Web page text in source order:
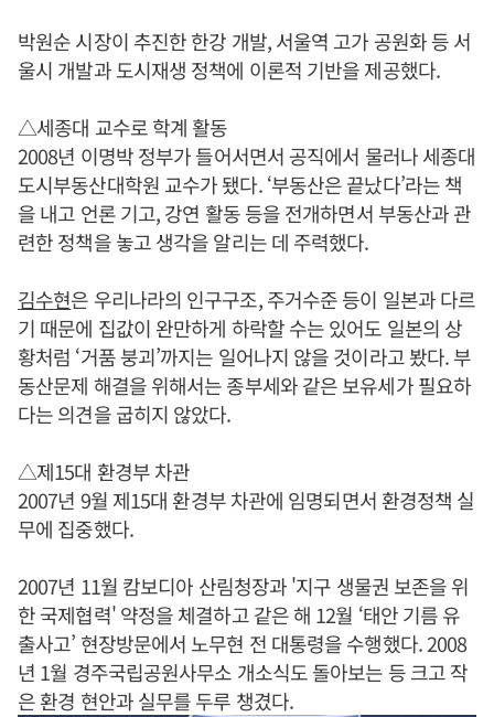
박원순 시장이 추진한 한강 개발, 서울역 고가 공원화 등 서
울시 개발과 도시재생 정책에 이론적 기반을 제공했다.
△세종대 교수로 학계 활동
2008년 이명박 정부가 들어서면서 공직에서 물러나 세종대
도시부동산대학원 교수가 됐다. ‘부동산은 끝났다’라는 책
을 내고 언론 기고, 강연 활동 등을 전개하면서 부동산과 관
련한 정책을 놓고 생각을 알리는 데 주력했다.
김수현은 우리나라의 인구구조, 주거수준 등이 일본과 다르
기 때문에 집값이 완만하게 하락할 수는 있어도 일본의 상
황처럼 ‘거품 붕괴’까지는 일어나지 않을 것이라고 봤다. 부
동산문제 해결을 위해서는 종부세와 같은 보유세가 필요하
다는 의견을 굽히지 않았다.
△제15대 환경부 차관
2007년 9월 제15대 환경부 차관에 임명되면서 환경정책 실
무에 집중했다.
2007년 11월 캄보디아 산림청장과 '지구 생물권 보존을 위
한 국제협력' 약정을 체결하고 같은 해 12월 ‘태안 기름 유
출사고’ 현장방문에서 노무현 전 대통령을 수행했다. 2008
년 1월 경주국립공원사무소 개소식도 돌아보는 등 크고 작
은 환경 현안과 실무를 두루 챙겼다.